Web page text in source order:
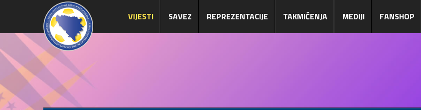
VIJESTI SAVEZ REPREZENTACIJE TAKMIČENJA MEDIJI FANSHOP